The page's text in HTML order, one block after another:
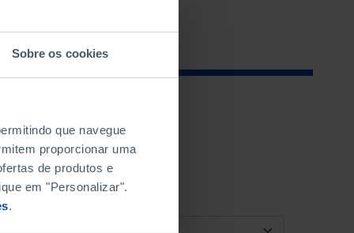
Sobre os cookies
que navegue
proporcionar uma
de produtos e
em "Personalizar".
.
ORDENAR POR